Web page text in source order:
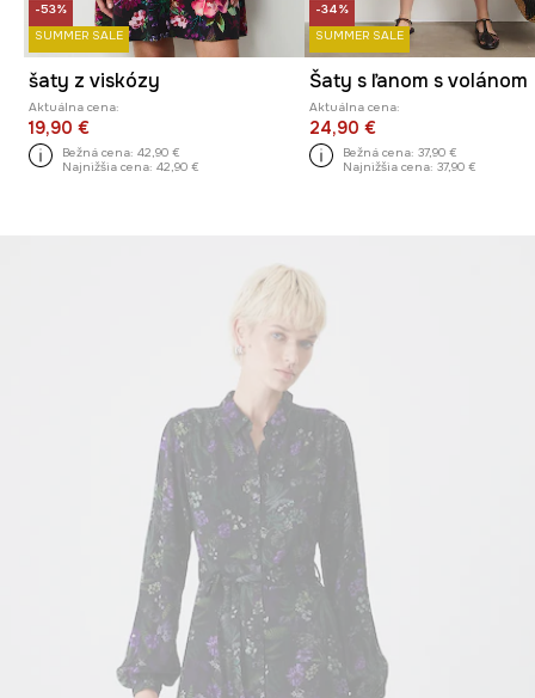
-53%
SUMMER SALE
šaty z viskózy
Aktuálna cena:
19,90 €
Bežná cena: 42,90 €
Najnižšia cena: 42,90 €
-34%
SUMMER SALE
Šaty s ľanom s volánom
Aktuálna cena:
24,90 €
Bežná cena: 37,90 €
Najnižšia cena: 37,90 €